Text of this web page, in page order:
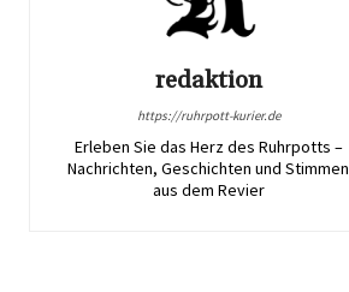
redaktion
https://ruhrpott-kurier.de
Erleben Sie das Herz des Ruhrpotts –
Nachrichten, Geschichten und Stimmen
aus dem Revier